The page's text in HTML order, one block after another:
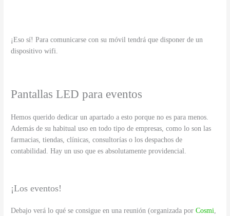
¡Eso sí! Para comunicarse con su móvil tendrá que disponer de un
dispositivo wifi.
Pantallas LED para eventos
Hemos querido dedicar un apartado a esto porque no es para menos.
Además de su habitual uso en todo tipo de empresas, como lo son las
farmacias, tiendas, clínicas, consultorías o los despachos de
contabilidad. Hay un uso que es absolutamente providencial.
¡Los eventos!
Debajo verá lo qué se consigue en una reunión (organizada porCosmi,